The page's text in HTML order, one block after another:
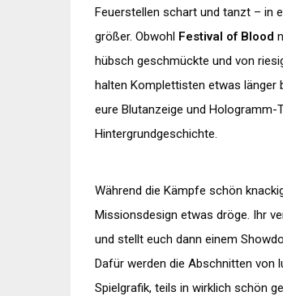
Feuerstellen schart und tanzt – in
größer. Obwohl Festival of Blood
hübsch geschmückte und von
halten Komplettisten etwas länger
eure Blutanzeige und
Hintergrundgeschichte.
Während die Kämpfe schön
Missionsdesign etwas dröge. Ihr
und stellt euch dann einem
Dafür werden die Abschnitten von
Spielgrafik, teils in wirklich schön